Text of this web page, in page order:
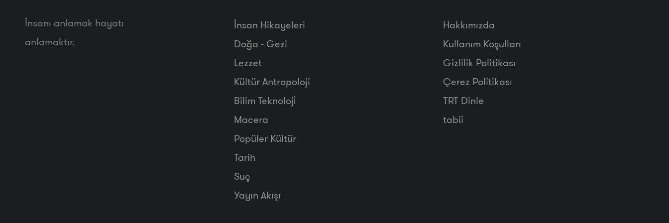
İnsanı anlamak hayatı
anlamaktır.
İnsan Hikayeleri
Doğa - Gezi
Lezzet
Kültür Antropoloji
Bilim Teknoloji̇
Macera
Popüler Kültür
Tarih
Suç
Yayın Akışı
Hakkımızda
Kullanım Koşulları
Gizlilik Politikası
Çerez Politikası
TRT Dinle
tabii